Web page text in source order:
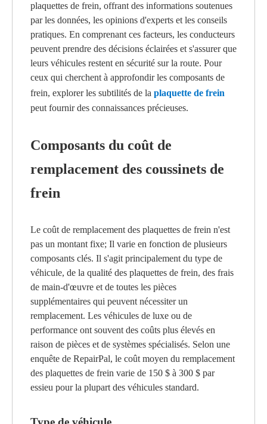
plaquettes de frein, offrant des informations soutenues
par les données, les opinions d'experts et les conseils
pratiques. En comprenant ces facteurs, les conducteurs
peuvent prendre des décisions éclairées et s'assurer que
leurs véhicules restent en sécurité sur la route. Pour
ceux qui cherchent à approfondir les composants de
frein, explorer les subtilités de la plaquette de frein
peut fournir des connaissances précieuses.
Composants du coût de
remplacement des coussinets de
frein
Le coût de remplacement des plaquettes de frein n'est
pas un montant fixe; Il varie en fonction de plusieurs
composants clés. Il s'agit principalement du type de
véhicule, de la qualité des plaquettes de frein, des frais
de main-d'œuvre et de toutes les pièces
supplémentaires qui peuvent nécessiter un
remplacement. Les véhicules de luxe ou de
performance ont souvent des coûts plus élevés en
raison de pièces et de systèmes spécialisés. Selon une
enquête de RepairPal, le coût moyen du remplacement
des plaquettes de frein varie de 150 $ à 300 $ par
essieu pour la plupart des véhicules standard.